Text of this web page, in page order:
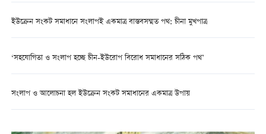
ইউক্রেন সংকট সমাধানে সংলাপই একমাত্র বাস্তবসম্মত পথ: চীনা মুখপাত্র
‘সহযোগিতা ও সংলাপ হচ্ছে চীন-ইউরোপ বিরোধ সমাধানের সঠিক পথ’
সংলাপ ও আলোচনা হল ইউক্রেন সংকট সমাধানের একমাত্র উপায়